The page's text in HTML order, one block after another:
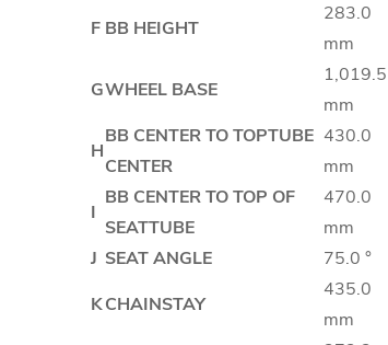
F BB HEIGHT
283.0
mm
GWHEEL BASE
1,019.5
mm
H
BB CENTER TO TOPTUBE
CENTER
430.0
mm
I
BB CENTER TO TOP OF
SEATTUBE
470.0
mm
J SEAT ANGLE 75.0 °
KCHAINSTAY
435.0
mm